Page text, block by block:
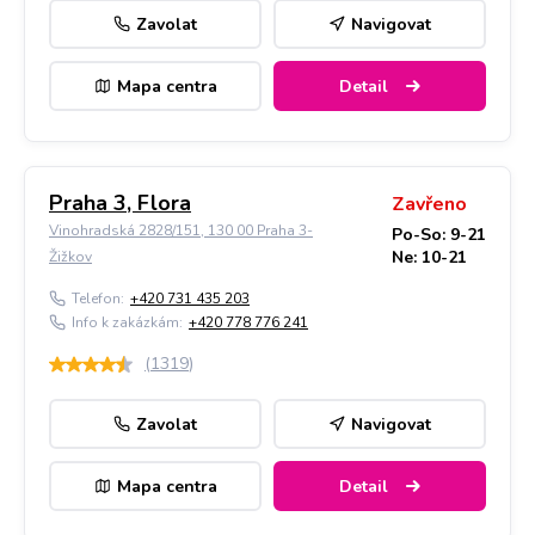
Zavolat Navigovat
Mapa centra Detail
Praha 3, Flora
Vinohradská 2828/151, 130 00 Praha 3-
Žižkov
Zavřeno
Po-So: 9-21
Ne: 10-21
Telefon: +420 731 435 203
Info k zakázkám: +420 778 776 241
(1319)
Zavolat Navigovat
Mapa centra Detail